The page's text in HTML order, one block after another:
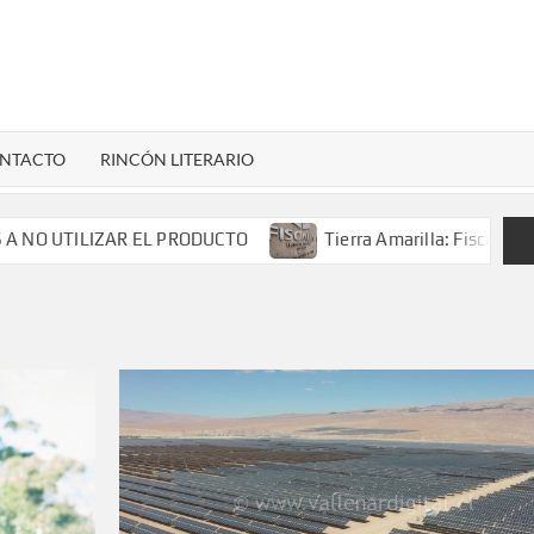
RINCÓN LITERARIO
EL PRODUCTO Tierra Amarilla: Fiscalía investiga